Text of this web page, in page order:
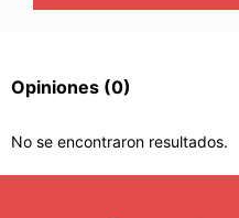
Opiniones (0)
No se encontraron resultados.